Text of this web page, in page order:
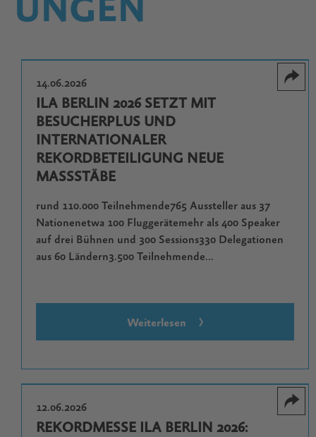
UNGEN
14.06.2026
ILA BERLIN 2026 SETZT MIT
BESUCHERPLUS UND
INTERNATIONALER
REKORDBETEILIGUNG NEUE
MASSSTÄBE
rund 110.000 Teilnehmende765 Aussteller aus 37
Nationenetwa 100 Fluggerätemehr als 400 Speaker
auf drei Bühnen und 300 Sessions330 Delegationen
aus 60 Ländern3.500 Teilnehmende...
Weiterlesen
12.06.2026
REKORDMESSE ILA BERLIN 2026: